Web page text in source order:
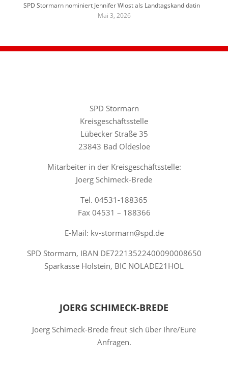
SPD Stormarn nominiert Jennifer Wlost als Landtagskandidatin
Mai 3, 2026
SPD Stormarn
Kreisgeschäftsstelle
Lübecker Straße 35
23843 Bad Oldesloe
Mitarbeiter in der Kreisgeschäftsstelle:
Joerg Schimeck-Brede
Tel. 04531-188365
Fax 04531 – 188366
E-Mail: kv-stormarn@spd.de
SPD Stormarn, IBAN DE72213522400090008650
Sparkasse Holstein, BIC NOLADE21HOL
JOERG SCHIMECK-BREDE
Joerg Schimeck-Brede freut sich über Ihre/Eure
Anfragen.